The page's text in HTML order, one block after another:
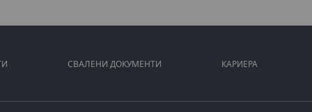
СВАЛЕНИ ДОКУМЕНТИ КАРИЕРА